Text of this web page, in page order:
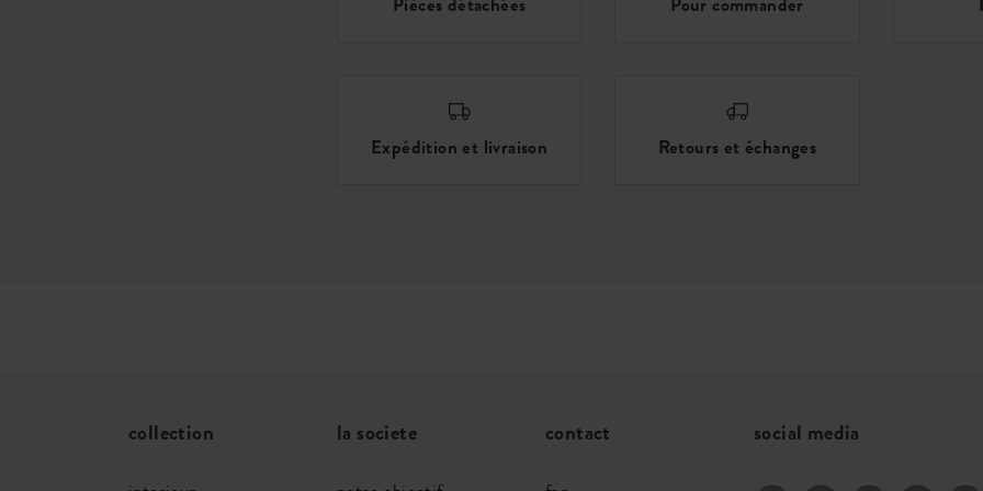
Expédition et livraison Retours et échanges
collection la societe contact social media